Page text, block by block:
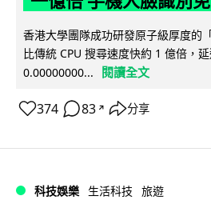
香港大學團隊成功研發原子級厚度的
比傳統 CPU 搜尋速度快約 1 億倍，
0.00000000...
閱讀全文
374 83 ↗ 分享
科技娛樂 生活科技 旅遊